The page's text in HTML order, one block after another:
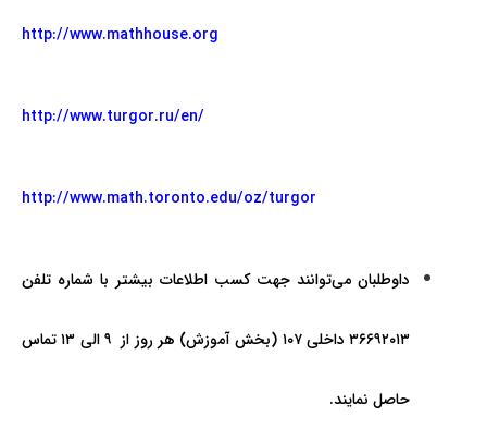
http://www.mathhouse.org
http://www.turgor.ru/en/
http://www.math.toronto.edu/oz/turgor
داوطلبان می‌­توانند جهت کسب اطلاعات بيشتر با شماره تلفن
۳۶۶۹۲۰۱۳ داخلي ۱۰۷ (بخش آموزش) هر روز از ۹ الی ۱۳ تماس
حاصل نمايند.